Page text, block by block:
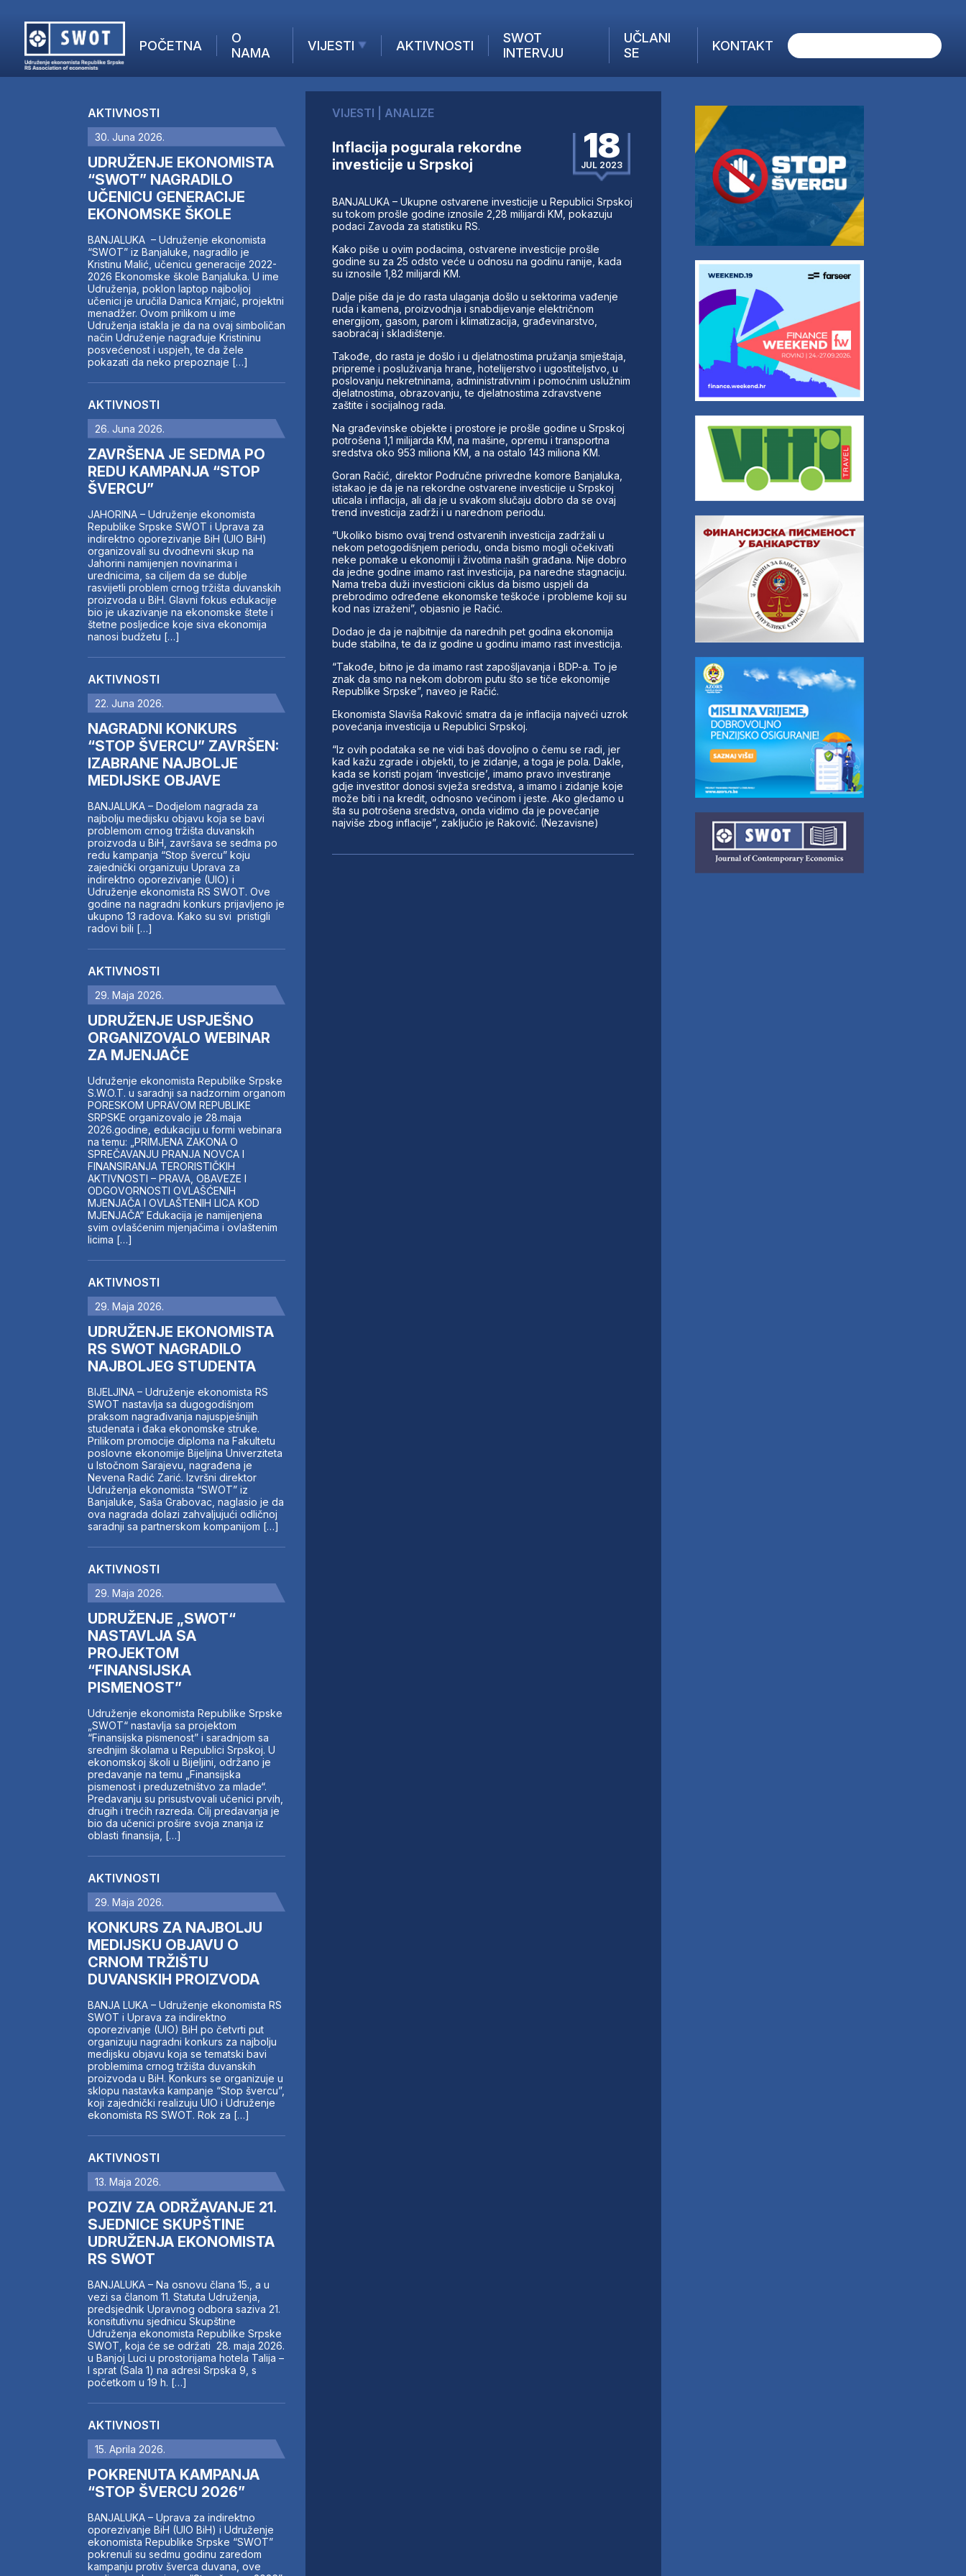
POČETNA
O
NAMA
VIJESTI
AKTUELNO
KOMPANIJE
FINANSIJE
IZ STRANIH MEDIJA
AKTIVNOSTI
SWOT
INTERVJU
UČLANI
SE
KONTAKT
AKTUELNO
ANALIZE
KOMPANIJE
FINANSIJE
IZ STRANIH MEDIJA
AKTIVNOSTI
SWOT INTERVJU
UČLANI SE
KONTAKT
AKTIVNOSTI
30. Juna 2026.
UDRUŽENJE EKONOMISTA
“SWOT” NAGRADILO
UČENICU GENERACIJE
EKONOMSKE ŠKOLE
BANJALUKA – Udruženje ekonomista
“SWOT” iz Banjaluke, nagradilo je
Kristinu Malić, učenicu generacije 2022-
2026 Ekonomske škole Banjaluka. U ime
Udruženja, poklon laptop najboljoj
učenici je uručila Danica Krnjaić, projektni
menadžer. Ovom prilikom u ime
Udruženja istakla je da na ovaj simboličan
način Udruženje nagrađuje Kristininu
posvećenost i uspjeh, te da žele
pokazati da neko prepoznaje […]
AKTIVNOSTI
26. Juna 2026.
ZAVRŠENA JE SEDMA PO
REDU KAMPANJA “STOP
ŠVERCU”
JAHORINA – Udruženje ekonomista
Republike Srpske SWOT i Uprava za
indirektno oporezivanje BiH (UIO BiH)
organizovali su dvodnevni skup na
Jahorini namijenjen novinarima i
urednicima, sa ciljem da se dublje
rasvijetli problem crnog tržišta duvanskih
proizvoda u BiH. Glavni fokus edukacije
bio je ukazivanje na ekonomske štete i
štetne posljedice koje siva ekonomija
nanosi budžetu […]
AKTIVNOSTI
22. Juna 2026.
NAGRADNI KONKURS
“STOP ŠVERCU” ZAVRŠEN:
IZABRANE NAJBOLJE
MEDIJSKE OBJAVE
BANJALUKA – Dodjelom nagrada za
najbolju medijsku objavu koja se bavi
problemom crnog tržišta duvanskih
proizvoda u BiH, završava se sedma po
redu kampanja “Stop švercu” koju
zajednički organizuju Uprava za
indirektno oporezivanje (UIO) i
Udruženje ekonomista RS SWOT. Ove
godine na nagradni konkurs prijavljeno je
ukupno 13 radova. Kako su svi pristigli
radovi bili […]
AKTIVNOSTI
29. Maja 2026.
UDRUŽENJE USPJEŠNO
ORGANIZOVALO WEBINAR
ZA MJENJAČE
Udruženje ekonomista Republike Srpske
S.W.O.T. u saradnji sa nadzornim organom
PORESKOM UPRAVOM REPUBLIKE
SRPSKE organizovalo je 28.maja
2026.godine, edukaciju u formi webinara
na temu: „PRIMJENA ZAKONA O
SPREČAVANJU PRANJA NOVCA I
FINANSIRANJA TERORISTIČKIH
AKTIVNOSTI – PRAVA, OBAVEZE I
ODGOVORNOSTI OVLAŠĆENIH
MJENJAČA I OVLAŠTENIH LICA KOD
MJENJAČA“ Edukacija je namijenjena
svim ovlašćenim mjenjačima i ovlaštenim
licima […]
AKTIVNOSTI
29. Maja 2026.
UDRUŽENJE EKONOMISTA
RS SWOT NAGRADILO
NAJBOLJEG STUDENTA
BIJELJINA – Udruženje ekonomista RS
SWOT nastavlja sa dugogodišnjom
praksom nagrađivanja najuspješnijih
studenata i đaka ekonomske struke.
Prilikom promocije diploma na Fakultetu
poslovne ekonomije Bijeljina Univerziteta
u Istočnom Sarajevu, nagrađena je
Nevena Radić Zarić. Izvršni direktor
Udruženja ekonomista “SWOT” iz
Banjaluke, Saša Grabovac, naglasio je da
ova nagrada dolazi zahvaljujući odličnoj
saradnji sa partnerskom kompanijom […]
AKTIVNOSTI
29. Maja 2026.
UDRUŽENJE „SWOT“
NASTAVLJA SA
PROJEKTOM
“FINANSIJSKA
PISMENOST”
Udruženje ekonomista Republike Srpske
„SWOT“ nastavlja sa projektom
“Finansijska pismenost” i saradnjom sa
srednjim školama u Republici Srpskoj. U
ekonomskoj školi u Bijeljini, održano je
predavanje na temu „Finansijska
pismenost i preduzetništvo za mlade“.
Predavanju su prisustvovali učenici prvih,
drugih i trećih razreda. Cilj predavanja je
bio da učenici prošire svoja znanja iz
oblasti finansija, […]
AKTIVNOSTI
29. Maja 2026.
KONKURS ZA NAJBOLJU
MEDIJSKU OBJAVU O
CRNOM TRŽIŠTU
DUVANSKIH PROIZVODA
BANJA LUKA – Udruženje ekonomista RS
SWOT i Uprava za indirektno
oporezivanje (UIO) BiH po četvrti put
organizuju nagradni konkurs za najbolju
medijsku objavu koja se tematski bavi
problemima crnog tržišta duvanskih
proizvoda u BiH. Konkurs se organizuje u
sklopu nastavka kampanje “Stop švercu”,
koji zajednički realizuju UIO i Udruženje
ekonomista RS SWOT. Rok za […]
AKTIVNOSTI
13. Maja 2026.
POZIV ZA ODRŽAVANJE 21.
SJEDNICE SKUPŠTINE
UDRUŽENJA EKONOMISTA
RS SWOT
BANJALUKA – Na osnovu člana 15., a u
vezi sa članom 11. Statuta Udruženja,
predsjednik Upravnog odbora saziva 21.
konsitutivnu sjednicu Skupštine
Udruženja ekonomista Republike Srpske
SWOT, koja će se održati 28. maja 2026.
u Banjoj Luci u prostorijama hotela Talija –
I sprat (Sala 1) na adresi Srpska 9, s
početkom u 19 h. […]
AKTIVNOSTI
15. Aprila 2026.
POKRENUTA KAMPANJA
“STOP ŠVERCU 2026”
BANJALUKA – Uprava za indirektno
oporezivanje BiH (UIO BiH) i Udruženje
ekonomista Republike Srpske “SWOT”
pokrenuli su sedmu godinu zaredom
kampanju protiv šverca duvana, ove
VIJESTI ANALIZE
Inflacija pogurala rekordne
investicije u Srpskoj
18
JUL 2023
BANJALUKA – Ukupne ostvarene investicije u Republici Srpskoj
su tokom prošle godine iznosile 2,28 milijardi KM, pokazuju
podaci Zavoda za statistiku RS.
Kako piše u ovim podacima, ostvarene investicije prošle
godine su za 25 odsto veće u odnosu na godinu ranije, kada
su iznosile 1,82 milijardi KM.
Dalje piše da je do rasta ulaganja došlo u sektorima vađenje
ruda i kamena, proizvodnja i snabdijevanje električnom
energijom, gasom, parom i klimatizacija, građevinarstvo,
saobraćaj i skladištenje.
Takođe, do rasta je došlo i u djelatnostima pružanja smještaja,
pripreme i posluživanja hrane, hotelijerstvo i ugostiteljstvo, u
poslovanju nekretninama, administrativnim i pomoćnim uslužnim
djelatnostima, obrazovanju, te djelatnostima zdravstvene
zaštite i socijalnog rada.
Na građevinske objekte i prostore je prošle godine u Srpskoj
potrošena 1,1 milijarda KM, na mašine, opremu i transportna
sredstva oko 953 miliona KM, a na ostalo 143 miliona KM.
Goran Račić, direktor Područne privredne komore Banjaluka,
istakao je da je na rekordne ostvarene investicije u Srpskoj
uticala i inflacija, ali da je u svakom slučaju dobro da se ovaj
trend investicija zadrži i u narednom periodu.
“Ukoliko bismo ovaj trend ostvarenih investicija zadržali u
nekom petogodišnjem periodu, onda bismo mogli očekivati
neke pomake u ekonomiji i životima naših građana. Nije dobro
da jedne godine imamo rast investicija, pa naredne stagnaciju.
Nama treba duži investicioni ciklus da bismo uspjeli da
prebrodimo određene ekonomske teškoće i probleme koji su
kod nas izraženi”, objasnio je Račić.
Dodao je da je najbitnije da narednih pet godina ekonomija
bude stabilna, te da iz godine u godinu imamo rast investicija.
“Takođe, bitno je da imamo rast zapošljavanja i BDP-a. To je
znak da smo na nekom dobrom putu što se tiče ekonomije
Republike Srpske”, naveo je Račić.
Ekonomista Slaviša Raković smatra da je inflacija najveći uzrok
povećanja investicija u Republici Srpskoj.
“Iz ovih podataka se ne vidi baš dovoljno o čemu se radi, jer
kad kažu zgrade i objekti, to je zidanje, a toga je pola. Dakle,
kada se koristi pojam ‘investicije’, imamo pravo investiranje
gdje investitor donosi svježa sredstva, a imamo i zidanje koje
može biti i na kredit, odnosno većinom i jeste. Ako gledamo u
šta su potrošena sredstva, onda vidimo da je povećanje
najviše zbog inflacije”, zaključio je Raković. (Nezavisne)